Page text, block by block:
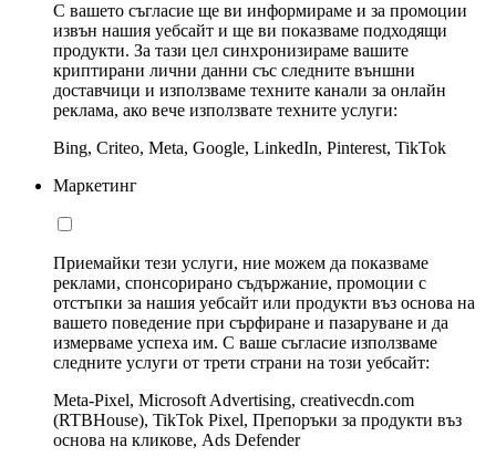
С вашето съгласие ще ви информираме и за промоции
извън нашия уебсайт и ще ви показваме подходящи
продукти. За тази цел синхронизираме вашите
криптирани лични данни със следните външни
доставчици и използваме техните канали за онлайн
реклама, ако вече използвате техните услуги:
Bing, Criteo, Meta, Google, LinkedIn, Pinterest, TikTok
Маркетинг
Приемайки тези услуги, ние можем да показваме
реклами, спонсорирано съдържание, промоции с
отстъпки за нашия уебсайт или продукти въз основа на
вашето поведение при сърфиране и пазаруване и да
измерваме успеха им. С ваше съгласие използваме
следните услуги от трети страни на този уебсайт:
Meta-Pixel, Microsoft Advertising, creativecdn.com
(RTBHouse), TikTok Pixel, Препоръки за продукти въз
основа на кликове, Ads Defender